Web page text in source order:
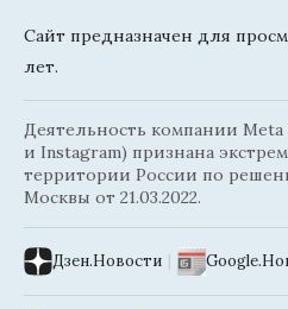
Сайт предназначен для
лет.
Деятельность компании Meta
и Instagram) признана
территории России по
Москвы от 21.03.2022.
Дзен.Новости |